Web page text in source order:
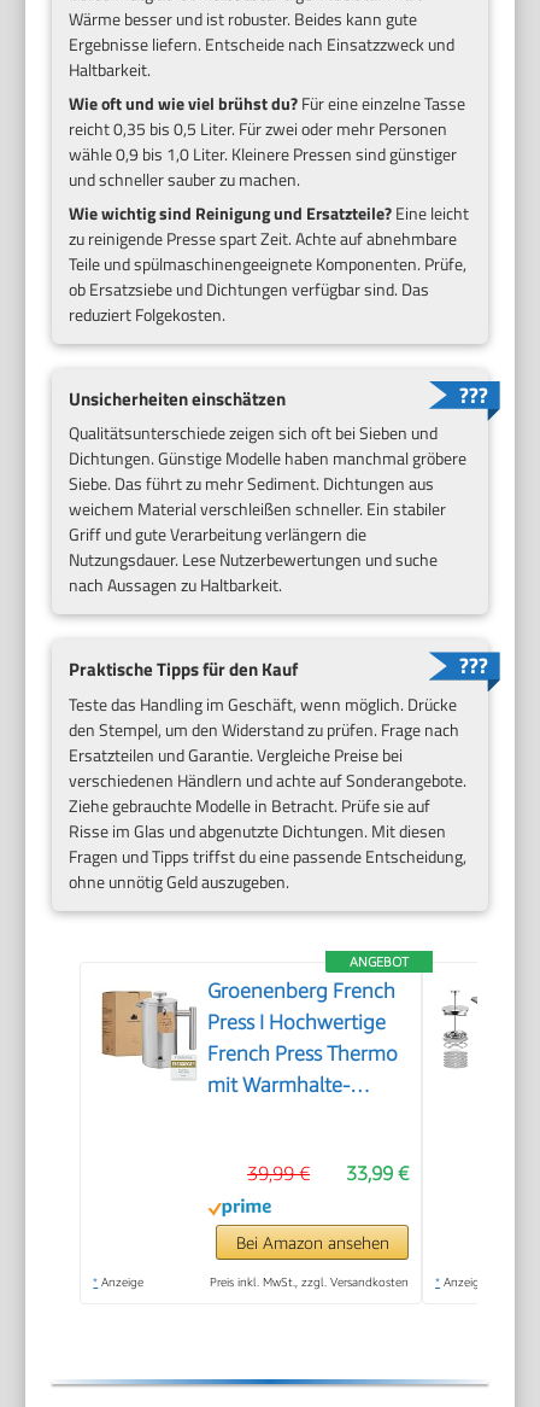
Wärme besser und ist robuster. Beides kann gute
Ergebnisse liefern. Entscheide nach Einsatzzweck und
Haltbarkeit.
Wie oft und wie viel brühst du?Für eine einzelne Tasse
reicht 0,35 bis 0,5 Liter. Für zwei oder mehr Personen
wähle 0,9 bis 1,0 Liter. Kleinere Pressen sind günstiger
und schneller sauber zu machen.
Wie wichtig sind Reinigung und Ersatzteile?Eine leicht
zu reinigende Presse spart Zeit. Achte auf abnehmbare
Teile und spülmaschinengeeignete Komponenten. Prüfe,
ob Ersatzsiebe und Dichtungen verfügbar sind. Das
reduziert Folgekosten.
Unsicherheiten einschätzen
Qualitätsunterschiede zeigen sich oft bei Sieben und
Dichtungen. Günstige Modelle haben manchmal gröbere
Siebe. Das führt zu mehr Sediment. Dichtungen aus
weichem Material verschleißen schneller. Ein stabiler
Griff und gute Verarbeitung verlängern die
Nutzungsdauer. Lese Nutzerbewertungen und suche
nach Aussagen zu Haltbarkeit.
Praktische Tipps für den Kauf
Teste das Handling im Geschäft, wenn möglich. Drücke
den Stempel, um den Widerstand zu prüfen. Frage nach
Ersatzteilen und Garantie. Vergleiche Preise bei
verschiedenen Händlern und achte auf Sonderangebote.
Ziehe gebrauchte Modelle in Betracht. Prüfe sie auf
Risse im Glas und abgenutzte Dichtungen. Mit diesen
Fragen und Tipps triffst du eine passende Entscheidung,
ohne unnötig Geld auszugeben.
ANGEBOT
Groenenberg French
Press I Hochwertige
French Press Thermo
mit Warmhalte-
Kaffeepresse in 3
Größen bis 1 Liter
33,99 €
39,99 €
Bei Amazon ansehen
* Anzeige Preis inkl. MwSt., zzgl. Versandkosten * Anzeige